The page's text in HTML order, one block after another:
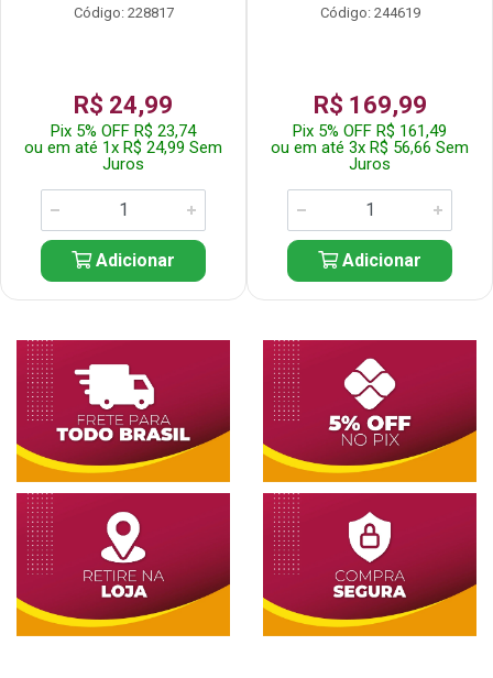
Código: 228817
R$ 24,99
Pix 5% OFF R$ 23,74
ou em até 1x R$ 24,99 Sem
Juros
Adicionar
Código: 244619
R$ 169,99
Pix 5% OFF R$ 161,49
ou em até 3x R$ 56,66 Sem
Juros
Adicionar